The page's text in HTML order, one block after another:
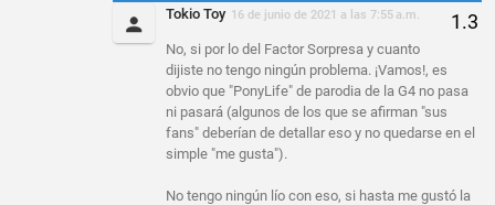
Tokio Toy 16 de junio de 2021 a las 7:55 a.m.
No, si por lo del Factor Sorpresa y cuanto
dijiste no tengo ningún problema. ¡Vamos!, es
obvio que "PonyLife" de parodia de la G4 no pasa
ni pasará (algunos de los que se afirman "sus
fans" deberían de detallar eso y no quedarse en el
simple "me gusta").
No tengo ningún lío con eso, si hasta me gustó la